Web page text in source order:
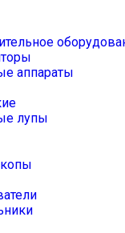
аппараты
лупы